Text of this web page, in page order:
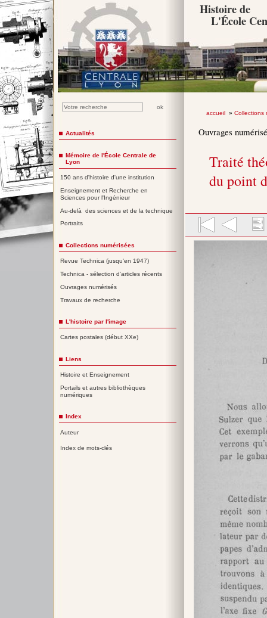
Histoire de
L'École
accueil» Collections
Ouvrages
Traité
du point
Actualités
Mémoire de l'École Centrale de
Lyon
150 ans d'histoire d'une institution
Enseignement et Recherche en
Sciences pour l'Ingénieur
Au-delà des sciences et de la technique
Portraits
Collections numérisées
Revue Technica (jusqu'en 1947)
Technica - sélection d'articles récents
Ouvrages numérisés
Travaux de recherche
L'histoire par l'image
Cartes postales (début XXe)
Liens
Histoire et Enseignement
Portails et autres bibliothèques
numériques
Index
Auteur
Index de mots-clés